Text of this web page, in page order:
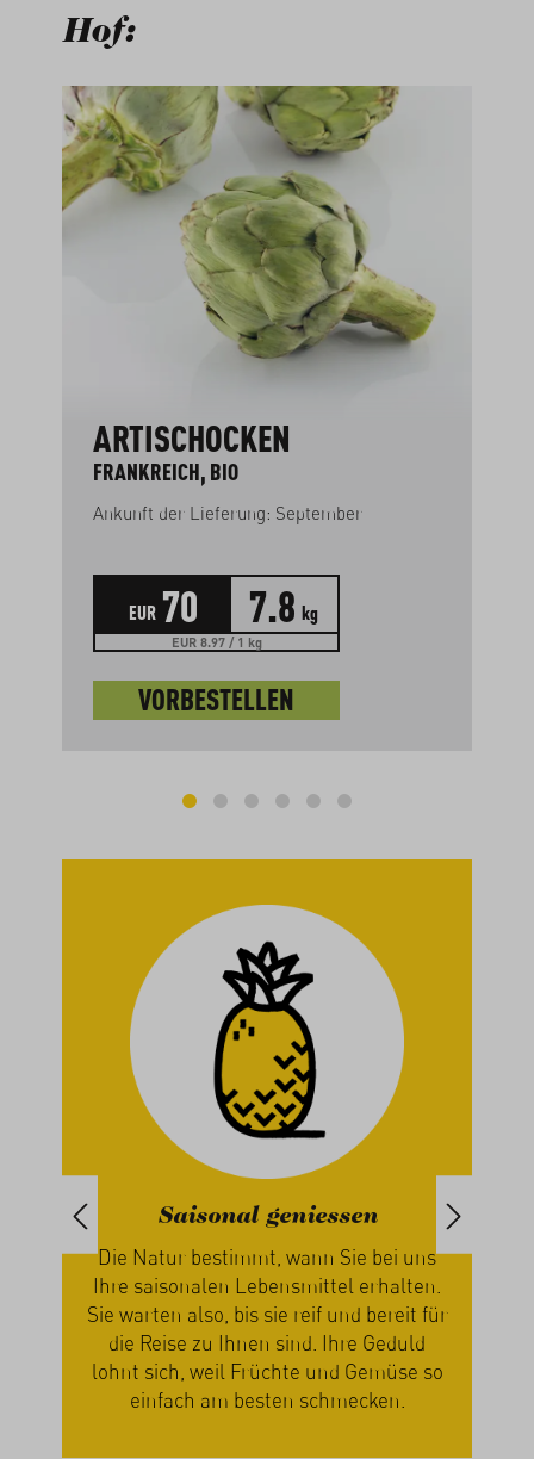
Hof:
Produktgalerie überspringen
ARTISCHOCKEN
FRANKREICH, BIO
Ankunft der Lieferung: September
EUR 70 7.8 kg
EUR 8.97 / 1 kg
VORBESTELLEN
Saisonal geniessen
Die Natur bestimmt, wann Sie bei uns
Ihre saisonalen Lebensmittel erhalten.
Sie warten also, bis sie reif und bereit für
die Reise zu Ihnen sind. Ihre Geduld
lohnt sich, weil Früchte und Gemüse so
einfach am besten schmecken.